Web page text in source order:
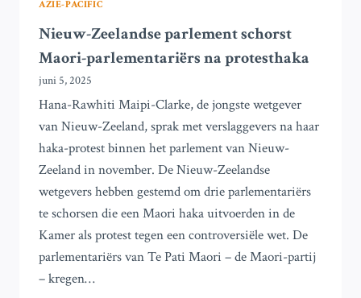
AZIË-PACIFIC
Nieuw-Zeelandse parlement schorst
Maori-parlementariërs na protesthaka
juni 5, 2025
Hana-Rawhiti Maipi-Clarke, de jongste wetgever
van Nieuw-Zeeland, sprak met verslaggevers na haar
haka-protest binnen het parlement van Nieuw-
Zeeland in november. De Nieuw-Zeelandse
wetgevers hebben gestemd om drie parlementariërs
te schorsen die een Maori haka uitvoerden in de
Kamer als protest tegen een controversiële wet. De
parlementariërs van Te Pati Maori – de Maori-partij
– kregen…